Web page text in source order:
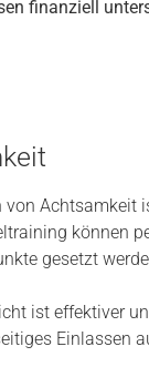
finanziell
von Achtsamkeit
können
gesetzt
ist effektiver
Einlassen